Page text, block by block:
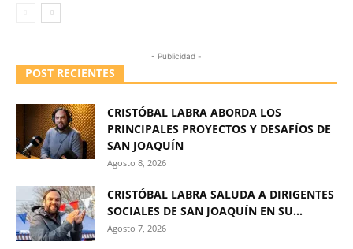
- Publicidad -
POST RECIENTES
CRISTÓBAL LABRA ABORDA LOS
PRINCIPALES PROYECTOS Y DESAFÍOS DE
SAN JOAQUÍN
Agosto 8, 2026
CRISTÓBAL LABRA SALUDA A DIRIGENTES
SOCIALES DE SAN JOAQUÍN EN SU...
Agosto 7, 2026